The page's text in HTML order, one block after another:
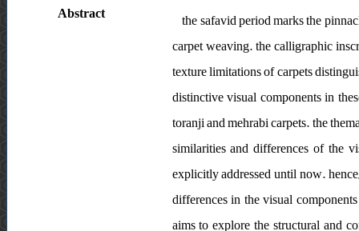
Abstract
the safavid period marks the
carpet weaving. the calligraphic
texture limitations of carpets
distinctive visual components in
toranji and mehrabi carpets. the
similarities and differences of the
explicitly addressed until now.
differences in the visual
aims to explore the structural and